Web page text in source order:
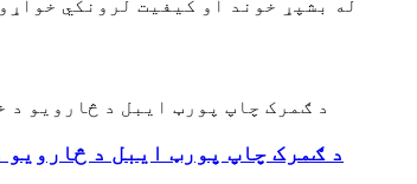
له بشپړ خوند او کیفیت لرونکي